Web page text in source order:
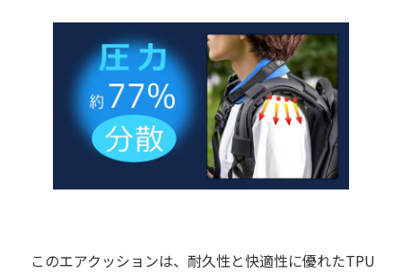
このエアクッションは、耐久性と快適性に優れたTPU